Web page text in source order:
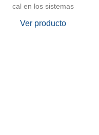
cal en los sistemas
Ver producto